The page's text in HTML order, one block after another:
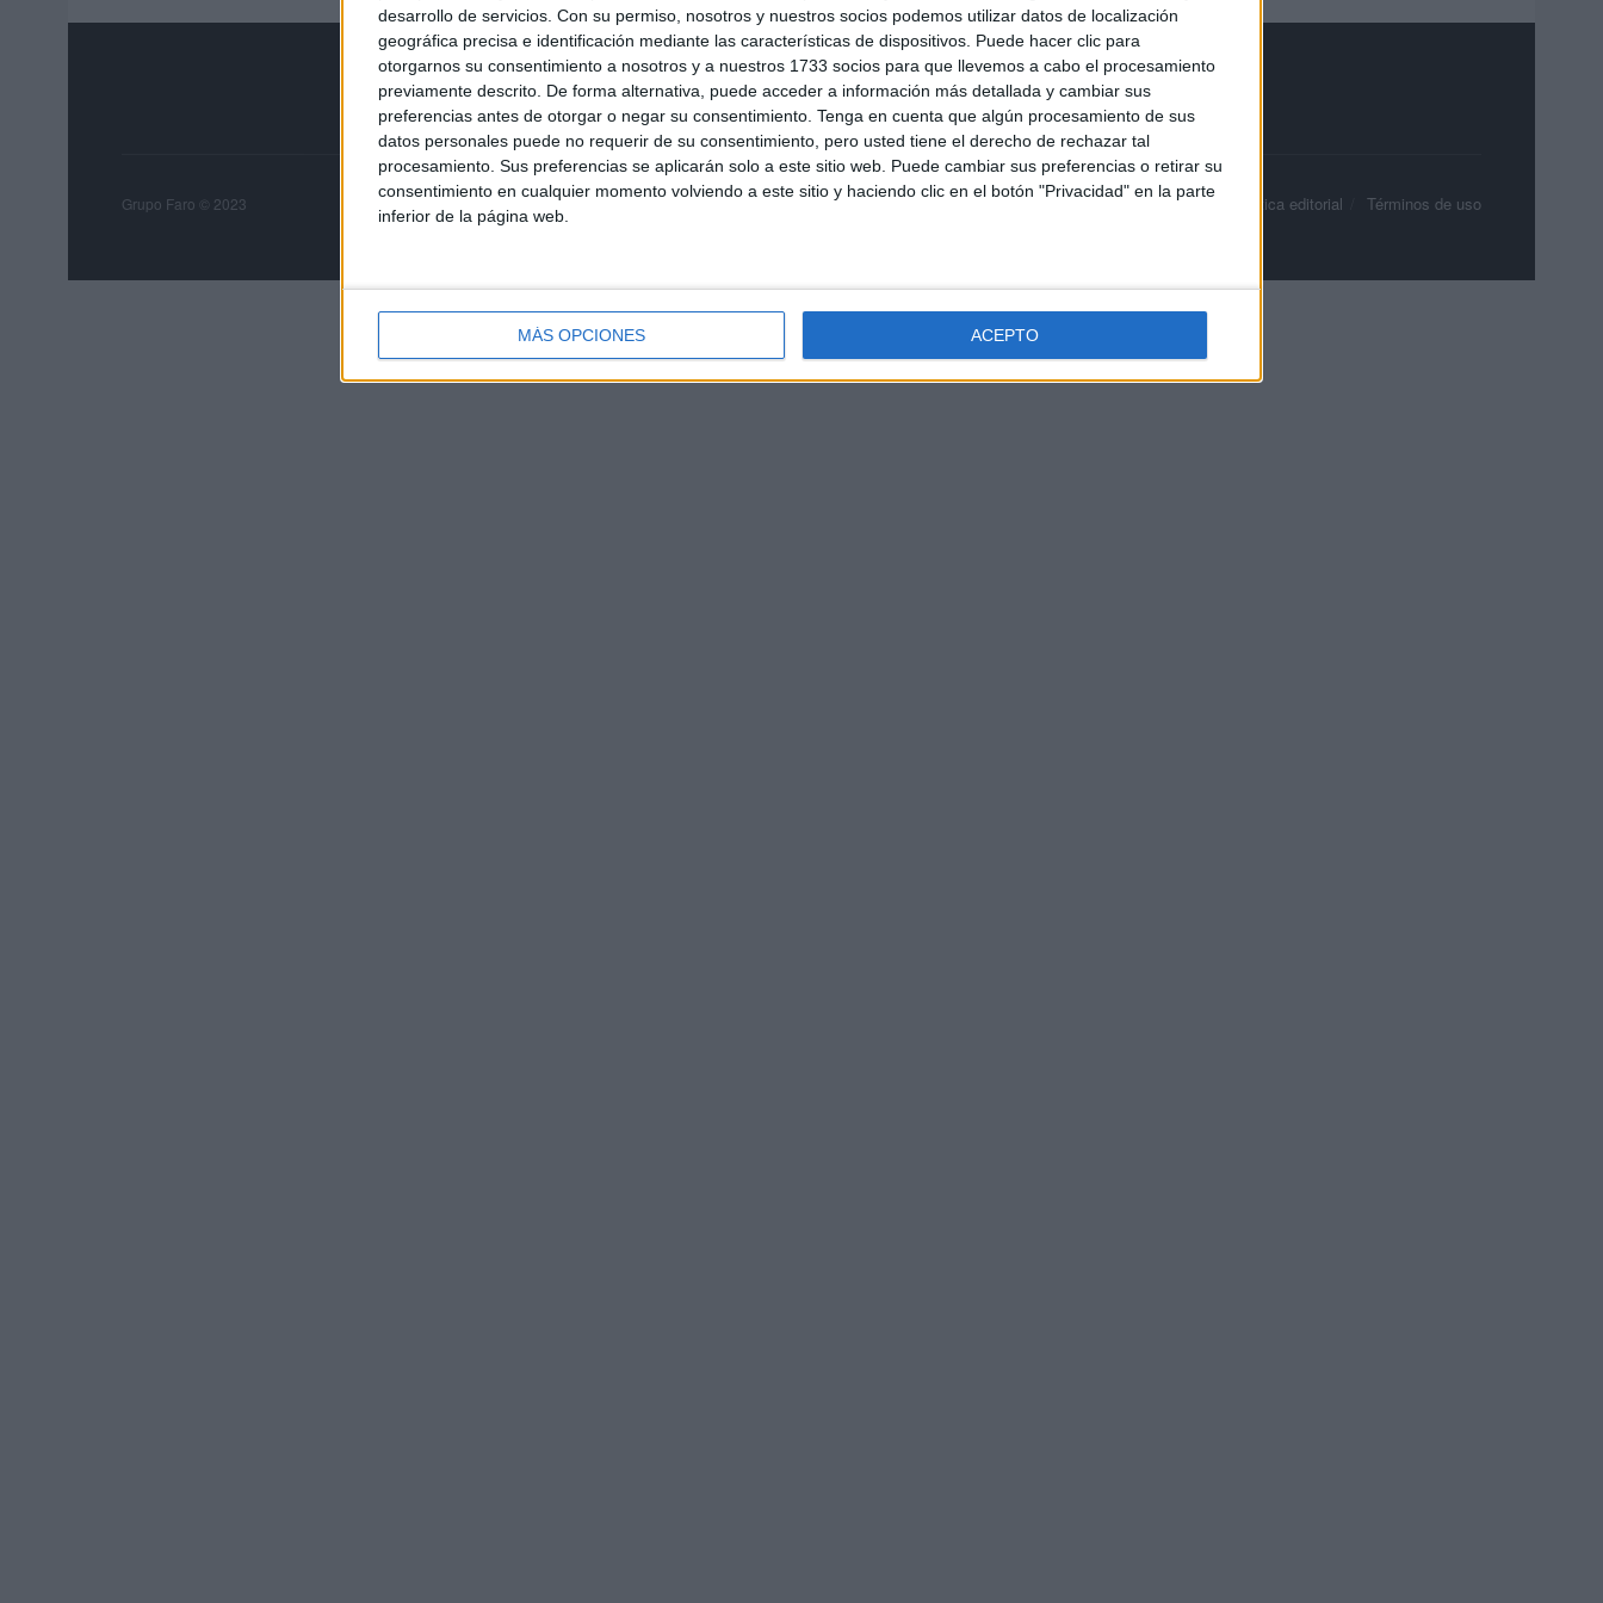
desarrollo de servicios. Con su permiso, nosotros y nuestros socios podemos utilizar datos de localización
geográfica precisa e identificación mediante las características de dispositivos. Puede hacer clic para
otorgarnos su consentimiento a nosotros y a nuestros 1733 socios para que llevemos a cabo el procesamiento
previamente descrito. De forma alternativa, puede acceder a información más detallada y cambiar sus
preferencias antes de otorgar o negar su consentimiento. Tenga en cuenta que algún procesamiento de sus
datos personales puede no requerir de su consentimiento, pero usted tiene el derecho de rechazar tal
procesamiento. Sus preferencias se aplicarán solo a este sitio web. Puede cambiar sus preferencias o retirar su
consentimiento en cualquier momento volviendo a este sitio y haciendo clic en el botón "Privacidad" en la parte
inferior de la página web.
MÁS OPCIONES ACEPTO
Grupo Faro Publicidad Contacto Aviso legal – Protección de datos Política de cookies Política de privacidad Política editorial Términos de uso
Grupo Faro © 2023